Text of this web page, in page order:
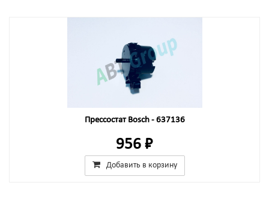
Прессостат Bosch - 637136
956 ₽
Добавить в корзину